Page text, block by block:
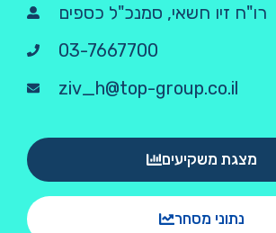
רו"ח זיו חשאי, סמנכ"ל כספים
03-7667700
ziv_h@top-group.co.il
מצגת משקיעים
נתוני מסחר